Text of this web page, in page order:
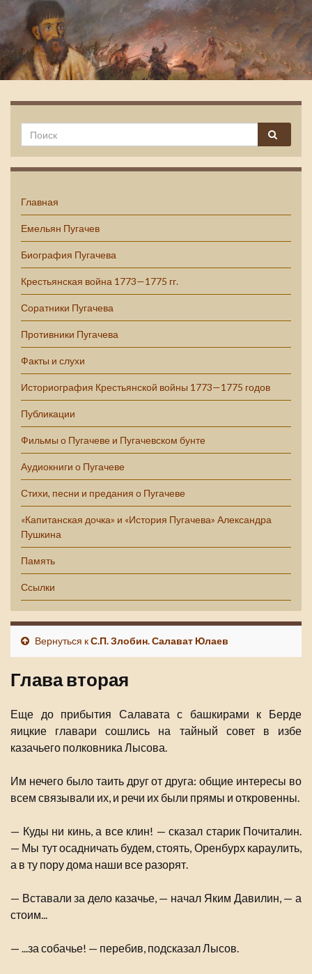
Емельян Пугачев
Главная
Емельян Пугачев
Биография Пугачева
Крестьянская война 1773—1775 гг.
Соратники Пугачева
Противники Пугачева
Факты и слухи
Историография Крестьянской войны 1773—1775 годов
Публикации
Фильмы о Пугачеве и Пугачевском бунте
Аудиокниги о Пугачеве
Стихи, песни и предания о Пугачеве
«Капитанская дочка» и «История Пугачева» Александра
Пушкина
Память
Ссылки
Вернуться кС.П. Злобин. Салават Юлаев
Глава вторая
Еще до прибытия Салавата с башкирами к Берде
яицкие главари сошлись на тайный совет в избе
казачьего полковника Лысова.
Им нечего было таить друг от друга: общие интересы во
всем связывали их, и речи их были прямы и откровенны.
— Куды ни кинь, а все клин! — сказал старик Почиталин.
— Мы тут осадничать будем, стоять, Оренбурх караулить,
а в ту пору дома наши все разорят.
— Вставали за дело казачье, — начал Яким Давилин, — а
стоим...
— ...за собачье! — перебив, подсказал Лысов.